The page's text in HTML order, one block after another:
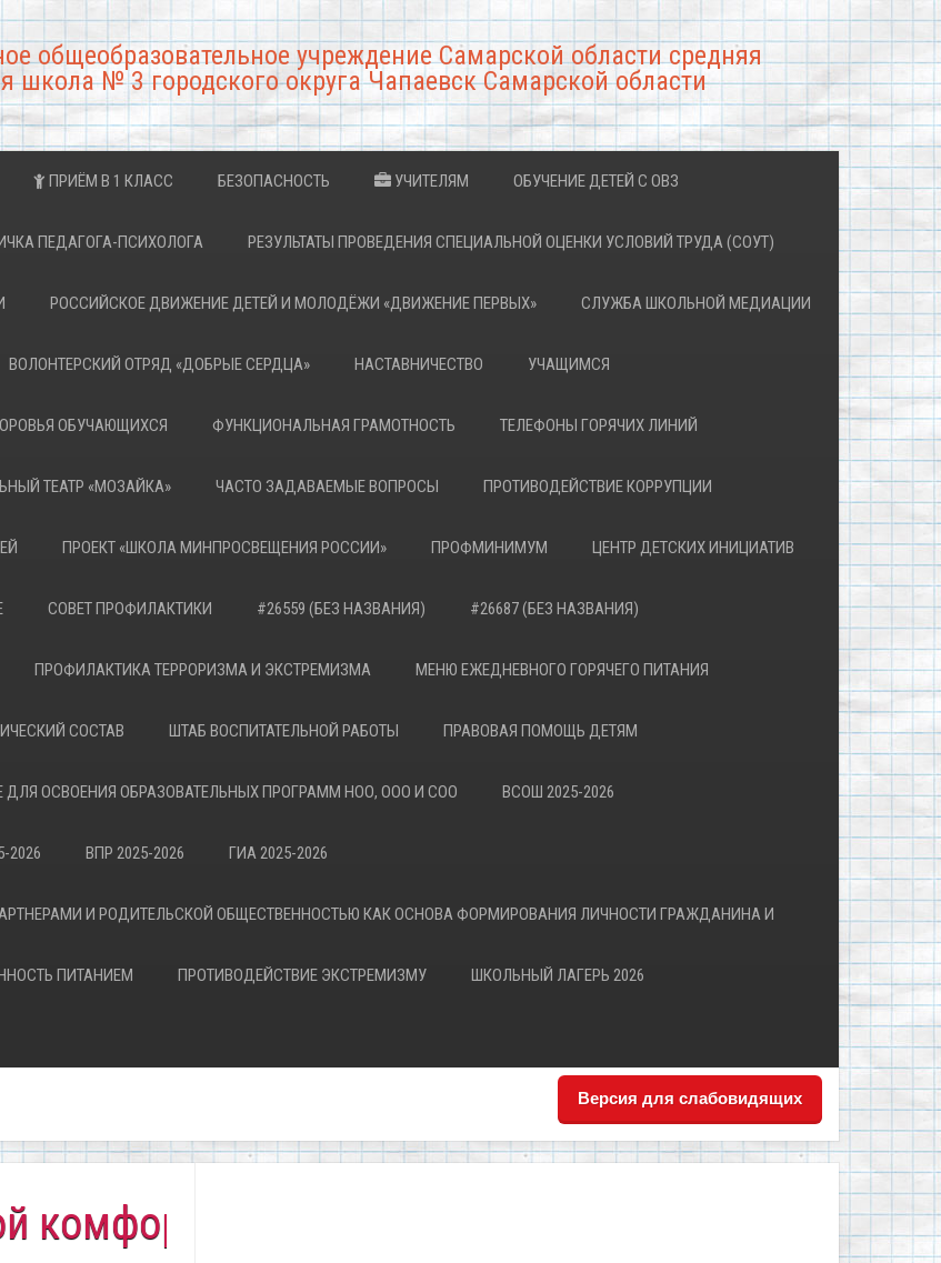
общеобразовательное учреждение Самарской области средняя
школа № 3 городского округа Чапаевск Самарской области
ПРИЁМ В 1 КЛАСС БЕЗОПАСНОСТЬ УЧИТЕЛЯМ ОБУЧЕНИЕ ДЕТЕЙ С ОВЗ
ПЕДАГОГА-ПСИХОЛОГА РЕЗУЛЬТАТЫ ПРОВЕДЕНИЯ СПЕЦИАЛЬНОЙ ОЦЕНКИ УСЛОВИЙ ТРУДА (СОУТ)
РОССИЙСКОЕ ДВИЖЕНИЕ ДЕТЕЙ И МОЛОДЁЖИ «ДВИЖЕНИЕ ПЕРВЫХ» СЛУЖБА ШКОЛЬНОЙ МЕДИАЦИИ
ВОЛОНТЕРСКИЙ ОТРЯД «ДОБРЫЕ СЕРДЦА» НАСТАВНИЧЕСТВО УЧАЩИМСЯ
ОБУЧАЮЩИХСЯ ФУНКЦИОНАЛЬНАЯ ГРАМОТНОСТЬ ТЕЛЕФОНЫ ГОРЯЧИХ ЛИНИЙ
ТЕАТР «МОЗАЙКА» ЧАСТО ЗАДАВАЕМЫЕ ВОПРОСЫ ПРОТИВОДЕЙСТВИЕ КОРРУПЦИИ
ПРОЕКТ «ШКОЛА МИНПРОСВЕЩЕНИЯ РОССИИ» ПРОФМИНИМУМ ЦЕНТР ДЕТСКИХ ИНИЦИАТИВ
СОВЕТ ПРОФИЛАКТИКИ #26559 (БЕЗ НАЗВАНИЯ) #26687 (БЕЗ НАЗВАНИЯ)
ПРОФИЛАКТИКА ТЕРРОРИЗМА И ЭКСТРЕМИЗМА МЕНЮ ЕЖЕДНЕВНОГО ГОРЯЧЕГО ПИТАНИЯ
СОСТАВ ШТАБ ВОСПИТАТЕЛЬНОЙ РАБОТЫ ПРАВОВАЯ ПОМОЩЬ ДЕТЯМ
ОСВОЕНИЯ ОБРАЗОВАТЕЛЬНЫХ ПРОГРАММ НОО, ООО И СОО ВСОШ 2025-2026
2026 ВПР 2025-2026 ГИА 2025-2026
И РОДИТЕЛЬСКОЙ ОБЩЕСТВЕННОСТЬЮ КАК ОСНОВА ФОРМИРОВАНИЯ ЛИЧНОСТИ ГРАЖДАНИНА И
ПИТАНИЕМ ПРОТИВОДЕЙСТВИЕ ЭКСТРЕМИЗМУ ШКОЛЬНЫЙ ЛАГЕРЬ 2026
Версия для слабовидящих
всем!"